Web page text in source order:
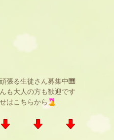
張る生徒さん募集中🎹
も大人の方も歓迎です
はこちらから